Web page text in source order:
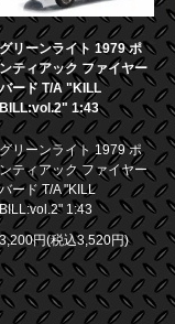
グリーンライト 1979 ポ
ンティアック ファイヤー
バード T/A "KILL
BILL:vol.2" 1:43
グリーンライト 1979 ポ
ンティアック ファイヤー
バード T/A "KILL
BILL:vol.2" 1:43
3,200円(税込3,520円)